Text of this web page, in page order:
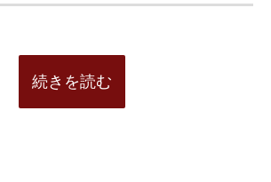
続きを読む